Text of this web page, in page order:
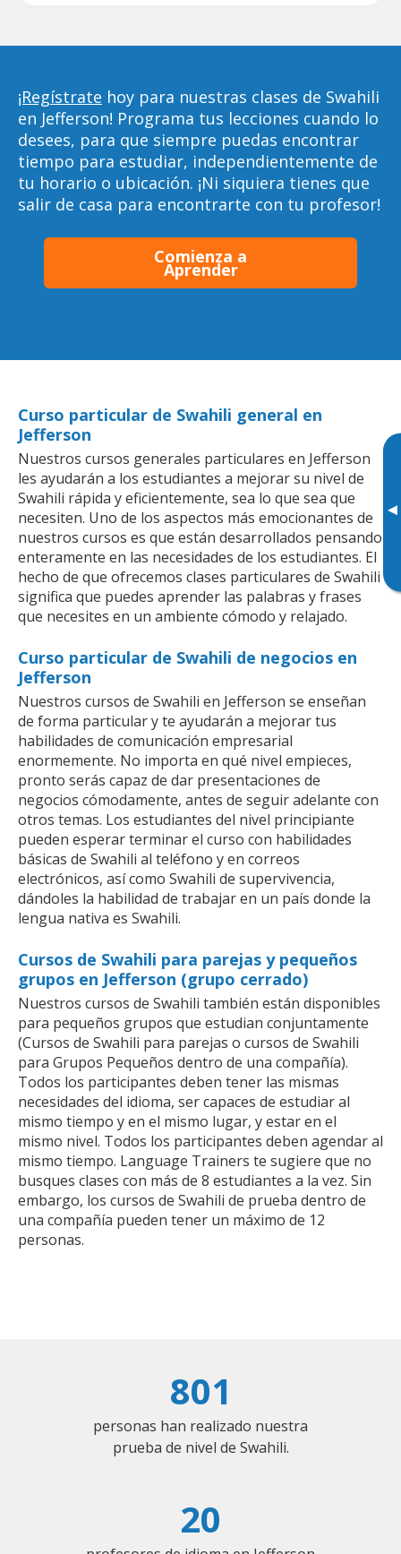
▸
¡Regístrate hoy para nuestras clases de Swahili
en Jefferson! Programa tus lecciones cuando lo
desees, para que siempre puedas encontrar
tiempo para estudiar, independientemente de
tu horario o ubicación. ¡Ni siquiera tienes que
salir de casa para encontrarte con tu profesor!
Comienza a
Aprender
Curso particular de Swahili general en
Jefferson
Nuestros cursos generales particulares en Jefferson
les ayudarán a los estudiantes a mejorar su nivel de
Swahili rápida y eficientemente, sea lo que sea que
necesiten. Uno de los aspectos más emocionantes de
nuestros cursos es que están desarrollados pensando
enteramente en las necesidades de los estudiantes. El
hecho de que ofrecemos clases particulares de Swahili
significa que puedes aprender las palabras y frases
que necesites en un ambiente cómodo y relajado.
Curso particular de Swahili de negocios en
Jefferson
Nuestros cursos de Swahili en Jefferson se enseñan
de forma particular y te ayudarán a mejorar tus
habilidades de comunicación empresarial
enormemente. No importa en qué nivel empieces,
pronto serás capaz de dar presentaciones de
negocios cómodamente, antes de seguir adelante con
otros temas. Los estudiantes del nivel principiante
pueden esperar terminar el curso con habilidades
básicas de Swahili al teléfono y en correos
electrónicos, así como Swahili de supervivencia,
dándoles la habilidad de trabajar en un país donde la
lengua nativa es Swahili.
Cursos de Swahili para parejas y pequeños
grupos en Jefferson (grupo cerrado)
Nuestros cursos de Swahili también están disponibles
para pequeños grupos que estudian conjuntamente
(Cursos de Swahili para parejas o cursos de Swahili
para Grupos Pequeños dentro de una compañía).
Todos los participantes deben tener las mismas
necesidades del idioma, ser capaces de estudiar al
mismo tiempo y en el mismo lugar, y estar en el
mismo nivel. Todos los participantes deben agendar al
mismo tiempo. Language Trainers te sugiere que no
busques clases con más de 8 estudiantes a la vez. Sin
embargo, los cursos de Swahili de prueba dentro de
una compañía pueden tener un máximo de 12
personas.
801
personas han realizado nuestra
prueba de nivel de Swahili.
20